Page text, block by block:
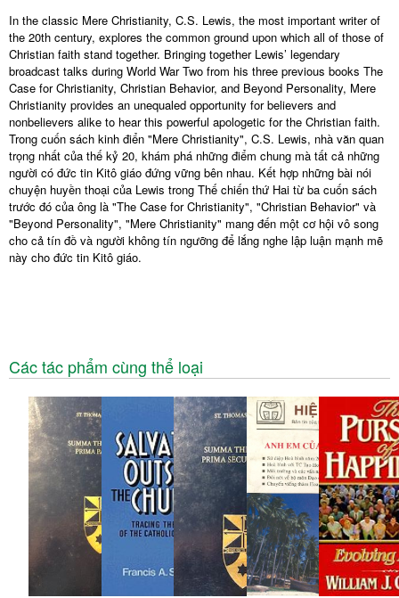
In the classic Mere Christianity, C.S. Lewis, the most important writer of
the 20th century, explores the common ground upon which all of those of
Christian faith stand together. Bringing together Lewis’ legendary
broadcast talks during World War Two from his three previous books The
Case for Christianity, Christian Behavior, and Beyond Personality, Mere
Christianity provides an unequaled opportunity for believers and
nonbelievers alike to hear this powerful apologetic for the Christian faith.
Trong cuốn sách kinh điển "Mere Christianity", C.S. Lewis, nhà văn quan
trọng nhất của thế kỷ 20, khám phá những điểm chung mà tất cả những
người có đức tin Kitô giáo đứng vững bên nhau. Kết hợp những bài nói
chuyện huyền thoại của Lewis trong Thế chiến thứ Hai từ ba cuốn sách
trước đó của ông là "The Case for Christianity", "Christian Behavior" và
"Beyond Personality", "Mere Christianity" mang đến một cơ hội vô song
cho cả tín đồ và người không tín ngưỡng để lắng nghe lập luận mạnh mẽ
này cho đức tin Kitô giáo.
Các tác phẩm cùng thể loại